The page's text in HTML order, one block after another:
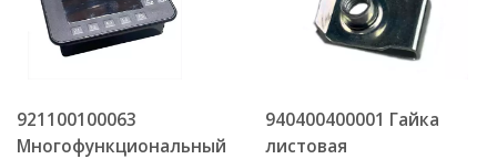
921100100063
Многофункциональный
940400400001 Гайка
листовая